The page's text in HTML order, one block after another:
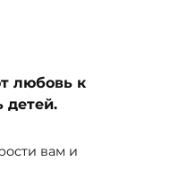
любовь к
детей.
вам и